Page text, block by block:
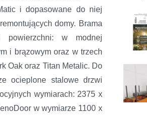
i dopasowane do niej
domy. Brama
powierzchni: w modnej
i brązowym oraz w trzech
Oak oraz Titan Metalic. Do
ocieplone stalowe drzwi
wymiarach: 2375 x
w wymiarze 1100 x